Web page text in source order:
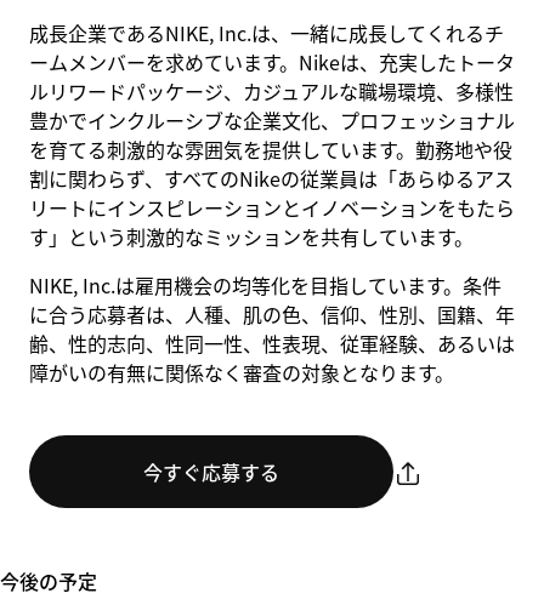
成長企業であるNIKE, Inc.は、一緒に成長してくれるチ
ームメンバーを求めています。Nikeは、充実したトータ
ルリワードパッケージ、カジュアルな職場環境、多様性
豊かでインクルーシブな企業文化、プロフェッショナル
を育てる刺激的な雰囲気を提供しています。勤務地や役
割に関わらず、すべてのNikeの従業員は「あらゆるアス
リートにインスピレーションとイノベーションをもたら
す」という刺激的なミッションを共有しています。
NIKE, Inc.は雇用機会の均等化を目指しています。条件
に合う応募者は、人種、肌の色、信仰、性別、国籍、年
齢、性的志向、性同一性、性表現、従軍経験、あるいは
障がいの有無に関係なく審査の対象となります。
今すぐ応募する
今後の予定